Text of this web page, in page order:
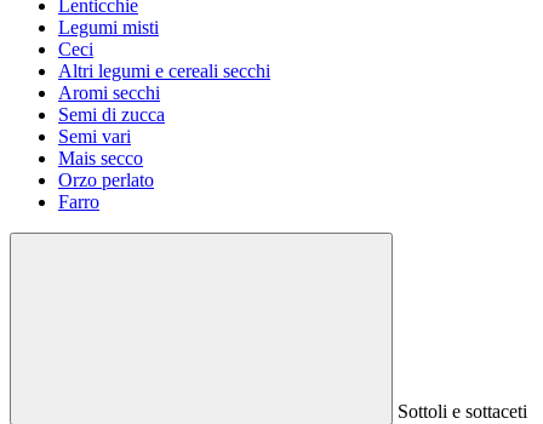
Lenticchie
Legumi misti
Ceci
Altri legumi e cereali secchi
Aromi secchi
Semi di zucca
Semi vari
Mais secco
Orzo perlato
Farro
Sottoli e sottaceti